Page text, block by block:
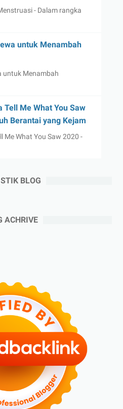
- Dalam rangka
untuk Menambah
untuk Menambah
Tell Me What You Saw
Berantai yang Kejam
Me What You Saw 2020 -
BLOG
ACHRIVE